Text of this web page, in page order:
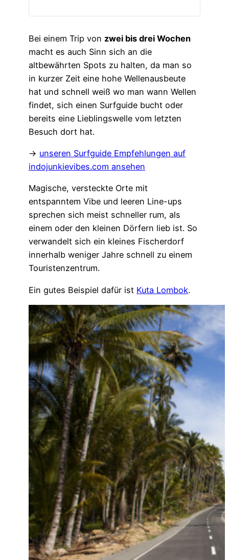
Bei einem Trip von zwei bis drei Wochen
macht es auch Sinn sich an die
altbewährten Spots zu halten, da man so
in kurzer Zeit eine hohe Wellenausbeute
hat und schnell weiß wo man wann Wellen
findet, sich einen Surfguide bucht oder
bereits eine Lieblingswelle vom letzten
Besuch dort hat.
→ unseren Surfguide Empfehlungen auf
indojunkievibes.com ansehen
Magische, versteckte Orte mit
entspanntem Vibe und leeren Line-ups
sprechen sich meist schneller rum, als
einem oder den kleinen Dörfern lieb ist. So
verwandelt sich ein kleines Fischerdorf
innerhalb weniger Jahre schnell zu einem
Touristenzentrum.
Ein gutes Beispiel dafür ist Kuta Lombok.